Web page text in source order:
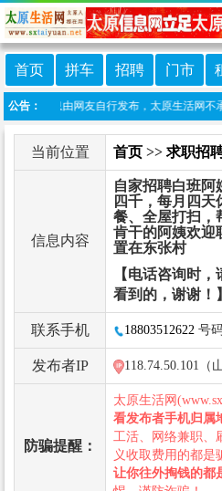
首页 拼车 招聘 门市
公告：
栏目信息由网友自行发布，太原生活网不
当前位置 首页 >> 求职招
信息内容
自家招聘白班阿
四千，每月四天
餐、全屋打扫，
肯干的阿姨欢迎
置在东张村
【电话咨询时
看到的，谢谢！】
联系手机 18803512622 号
发布者IP 118.74.50.101（
防骗提醒：
太原生活网
看发布者手机归属
工活、网络兼职、
义收取费用的都是
让你往外掏钱的都